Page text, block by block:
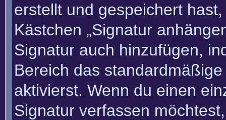
erstellt und gespeichert
Kästchen „Signatur
Signatur auch hinzufügen,
Bereich das
aktivierst. Wenn du einen
Signatur verfassen